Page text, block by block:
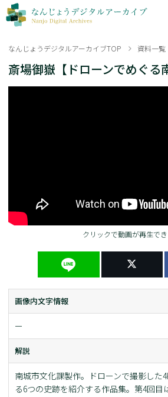
なんじょうデジタルアーカイブTOP 資料一覧
斎場御嶽【ドローンでめぐる
クリックで動画が再生で
画像内文字情報
ー
解説
南城市文化課製作。ドローンで撮影した
る6つの史跡を紹介する作品集。第4回目